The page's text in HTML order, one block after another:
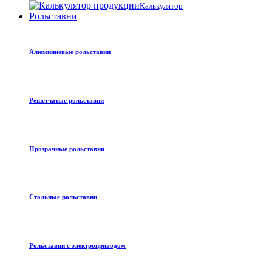
Калькулятор
Рольставни
Алюминиевые рольставни
Решетчатые рольставни
Прозрачные рольставни
Стальные рольставни
Рольставни с электроприводом